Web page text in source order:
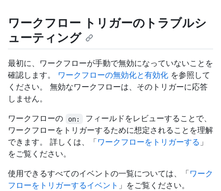
ワークフロー トリガーのトラブルシ
ューティング
最初に、ワークフローが手動で無効になっていないことを
確認します。 ワークフローの無効化と有効化 を参照して
ください。 無効なワークフローは、そのトリガーに応答
しません。
ワークフローの
on:
フィールドをレビューすることで、
ワークフローをトリガーするために想定されることを理解
できます。 詳しくは、「ワークフローをトリガーする 」
をご覧ください。
使用できるすべてのイベントの一覧については、「ワーク
フローをトリガーするイベント 」をご覧ください。